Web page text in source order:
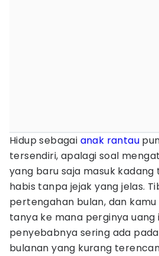
Hidup sebagai anak rantau
tersendiri, apalagi soal
yang baru saja masuk
habis tanpa jejak yang jelas.
pertengahan bulan, dan
tanya ke mana perginya uang
penyebabnya sering ada
bulanan yang kurang